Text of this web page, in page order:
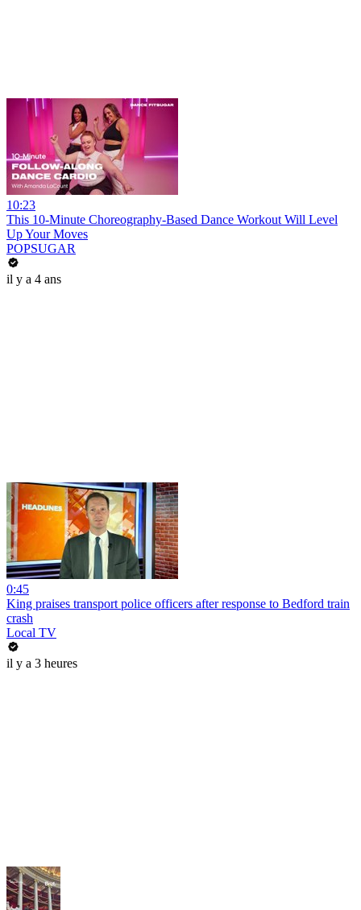
10:23
This 10-Minute Choreography-Based Dance Workout Will Level
Up Your Moves
POPSUGAR
il y a 4 ans
0:45
King praises transport police officers after response to Bedford train
crash
Local TV
il y a 3 heures